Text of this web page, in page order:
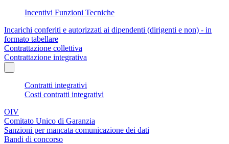
Incentivi Funzioni Tecniche
Incarichi conferiti e autorizzati ai dipendenti (dirigenti e non) - in
formato tabellare
Contrattazione collettiva
Contrattazione integrativa
Contratti integrativi
Costi contratti integrativi
OIV
Comitato Unico di Garanzia
Sanzioni per mancata comunicazione dei dati
Bandi di concorso